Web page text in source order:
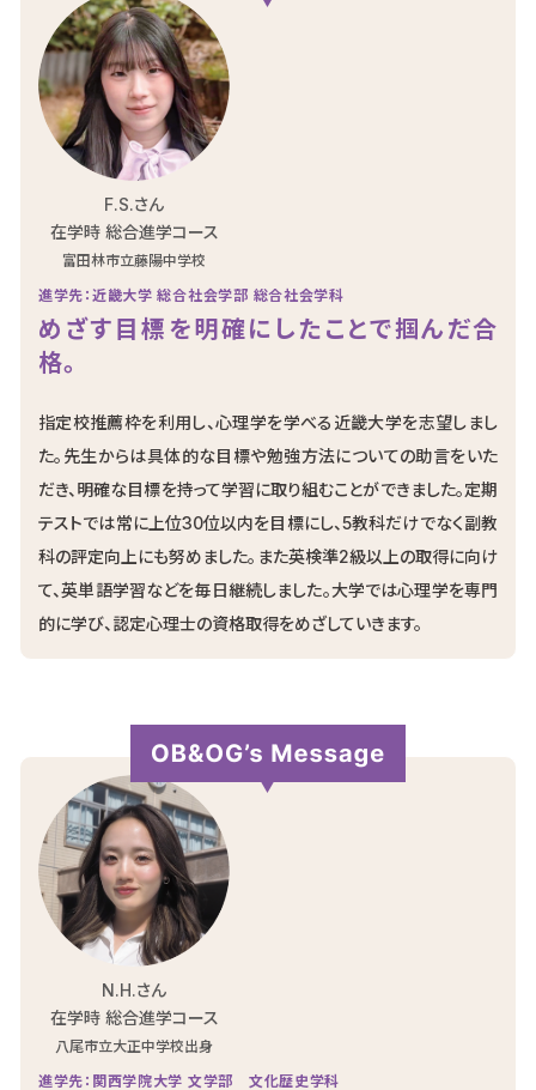
進学先：近畿大学 総合社会学部 総合社会学科
めざす目標を明確にしたことで掴んだ合
格。
F.S.さん
在学時 総合進学コース
富田林市立藤陽中学校
指定校推薦枠を利用し、心理学を学べる近畿大学を志望しまし
た。先生からは具体的な目標や勉強方法についての助言をいた
だき、明確な目標を持って学習に取り組むことができました。定期
テストでは常に上位30位以内を目標にし、5教科だけでなく副教
科の評定向上にも努めました。また英検準2級以上の取得に向け
て、英単語学習などを毎日継続しました。大学では心理学を専門
的に学び、認定心理士の資格取得をめざしていきます。
進学先：関西学院大学 文学部 文化歴史学科
N.H.さん
在学時 総合進学コース
八尾市立大正中学校出身